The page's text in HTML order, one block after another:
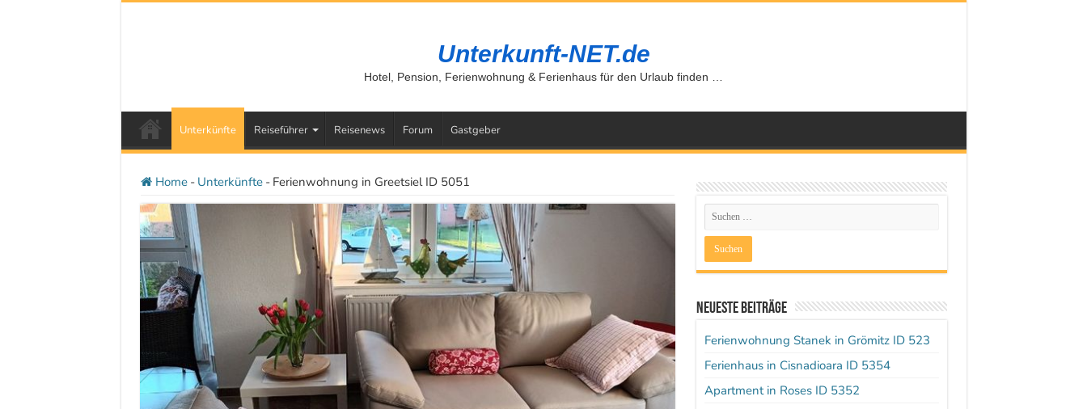
Unterkunft-NET.de
Hotel, Pension, Ferienwohnung & Ferienhaus für den Urlaub finden …
Unterkünfte Reiseführer Reisenews Forum Gastgeber
Home - Unterkünfte - Ferienwohnung in Greetsiel ID 5051
Neueste Beiträge
Ferienwohnung Stanek in Grömitz ID 523
Ferienhaus in Cisnadioara ID 5354
Apartment in Roses ID 5352